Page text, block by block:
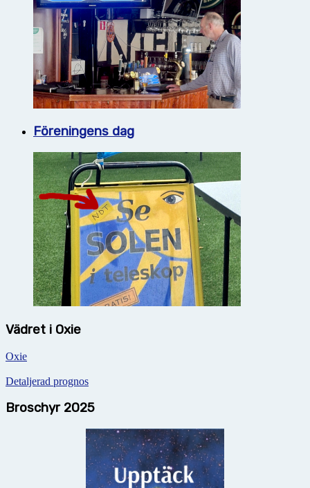
Föreningens dag
Vädret i Oxie
Oxie
Detaljerad prognos
Broschyr 2025